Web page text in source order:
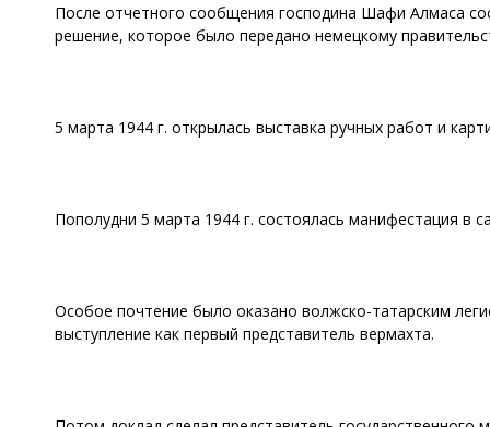
После отчетного сообщения господина Шафи Алмаса
решение, которое было передано немецкому
5 марта 1944 г. открылась выставка ручных работ и
Пополудни 5 марта 1944 г. состоялась манифестация в
Особое почтение было оказано волжско-татарским
выступление как первый представитель вермахта.